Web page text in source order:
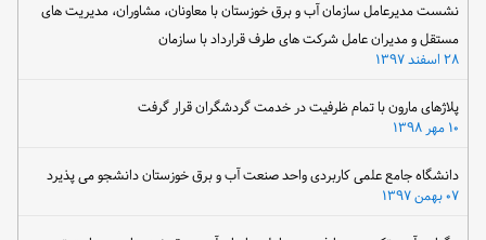
نشست مدیرعامل سازمان آب و برق خوزستان با معاونان، مشاوران، مدیریت های
مستقل و مدیران عامل شرکت های طرف قرارداد با سازمان
۲۸ اسفند ۱۳۹۷
پلاژهای مارون با تمام ظرفیت در خدمت گردشگران قرار گرفت
دانشگاه جامع علمی کاربردی واحد صنعت آب و برق خوزستان دانشجو می پذیرد
۰۷ بهمن ۱۳۹۷